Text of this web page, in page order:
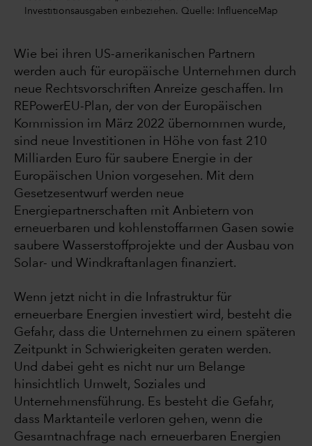
Investitionsausgaben einbeziehen. Quelle: InfluenceMap
Wie bei ihren US-amerikanischen Partnern
werden auch für europäische Unternehmen durch
neue Rechtsvorschriften Anreize geschaffen. Im
REPowerEU-Plan, der von der Europäischen
Kommission im März 2022 übernommen wurde,
sind neue Investitionen in Höhe von fast 210
Milliarden Euro für saubere Energie in der
Europäischen Union vorgesehen. Mit dem
Gesetzesentwurf werden neue
Energiepartnerschaften mit Anbietern von
erneuerbaren und kohlenstoffarmen Gasen sowie
saubere Wasserstoffprojekte und der Ausbau von
Solar- und Windkraftanlagen finanziert.
Wenn jetzt nicht in die Infrastruktur für
erneuerbare Energien investiert wird, besteht die
Gefahr, dass die Unternehmen zu einem späteren
Zeitpunkt in Schwierigkeiten geraten werden.
Und dabei geht es nicht nur um Belange
hinsichtlich Umwelt, Soziales und
Unternehmensführung. Es besteht die Gefahr,
dass Marktanteile verloren gehen, wenn die
Gesamtnachfrage nach erneuerbaren Energien